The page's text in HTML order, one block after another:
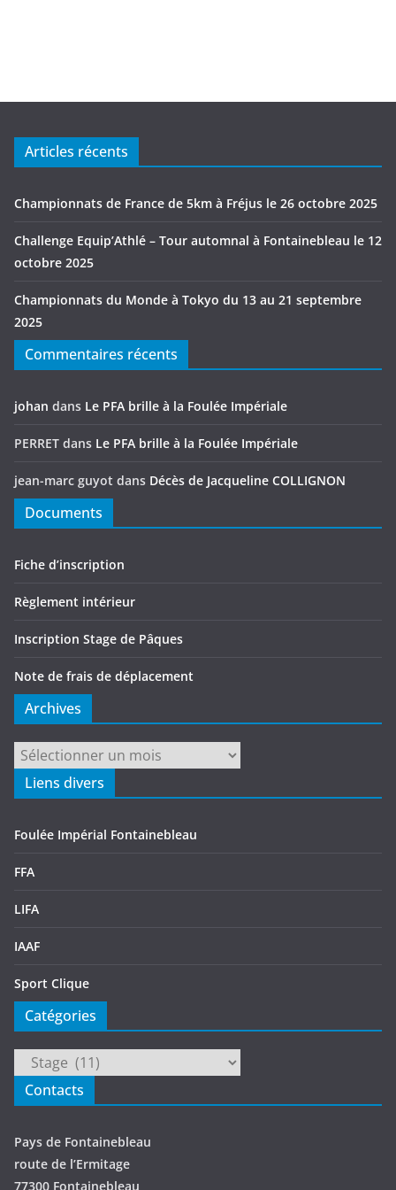
Articles récents
Championnats de France de 5km à Fréjus le 26 octobre 2025
Challenge Equip’Athlé – Tour automnal à Fontainebleau le 12
octobre 2025
Championnats du Monde à Tokyo du 13 au 21 septembre
2025
Commentaires récents
johan dans Le PFA brille à la Foulée Impériale
PERRET dans Le PFA brille à la Foulée Impériale
jean-marc guyot dans Décès de Jacqueline COLLIGNON
Documents
Fiche d’inscription
Règlement intérieur
Inscription Stage de Pâques
Note de frais de déplacement
Archives
Archives
Liens divers
Foulée Impérial Fontainebleau
FFA
LIFA
IAAF
Sport Clique
Catégories
Catégories
Contacts
Pays de Fontainebleau
route de l’Ermitage
77300 Fontainebleau